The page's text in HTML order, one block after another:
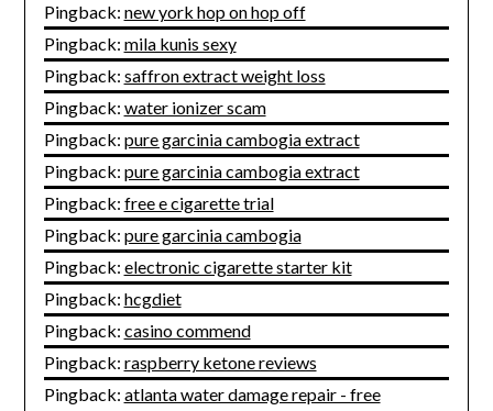
Pingback: new york hop on hop off
Pingback: mila kunis sexy
Pingback: saffron extract weight loss
Pingback: water ionizer scam
Pingback: pure garcinia cambogia extract
Pingback: pure garcinia cambogia extract
Pingback: free e cigarette trial
Pingback: pure garcinia cambogia
Pingback: electronic cigarette starter kit
Pingback: hcgdiet
Pingback: casino commend
Pingback: raspberry ketone reviews
Pingback: atlanta water damage repair - free